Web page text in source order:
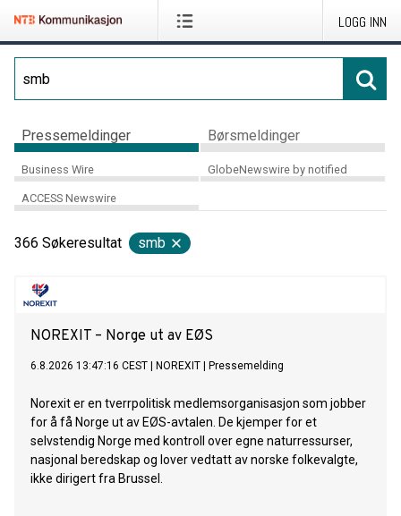
LOGG INN
Pressemeldinger Børsmeldinger
Business Wire GlobeNewswire by notified
ACCESS Newswire
366 Søkeresultat smb
NOREXIT – Norge ut av EØS
6.8.2026 13:47:16 CEST NOREXIT Pressemelding
Norexit er en tverrpolitisk medlemsorganisasjon som jobber
for å få Norge ut av EØS-avtalen. De kjemper for et
selvstendig Norge med kontroll over egne naturressurser,
nasjonal beredskap og lover vedtatt av norske folkevalgte,
ikke dirigert fra Brussel.